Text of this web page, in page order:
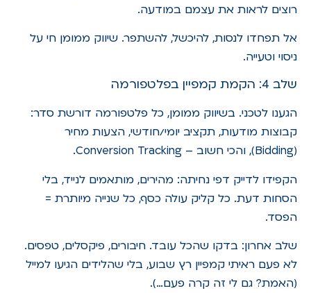
רוצים לראות את עצמם במודעה.
אל תפחדו לנסות, להיכשל, להשתפר. שיווק ממומן חי על
ניסוי וטעייה.
שלב 4: הקמת קמפיין בפלטפורמה
הגענו לטכני. בשיווק ממומן, כל פלטפורמה דורשת סדר:
קבוצות מודעות, תקציב יומי/חודשי, הצעות מחיר
(Bidding), והכי חשוב – Conversion Tracking.
הקפידו לדייק דפי נחיתה: מהירים, מותאמים לנייד, בלי
הסחות דעת. כל קליק עולה כסף, כל שנייה מיותרת =
הפסד.
שלב אחרון: בדקו שהכל עובד. חיבורים, פיקסלים, טפסים.
לא פעם ראיתי קמפיין רץ שבוע, בלי שהלידים הגיעו למייל
(האמת? גם לי זה קרה פעם…).